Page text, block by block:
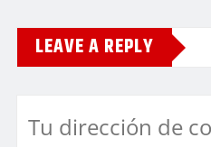
LEAVE A REPLY
Tu dirección de